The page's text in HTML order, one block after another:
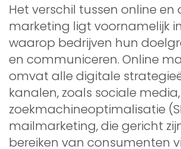
Het verschil tussen online en
marketing ligt voornamelijk
waarop bedrijven hun
en communiceren. Online
omvat alle digitale
kanalen, zoals sociale media,
zoekmachineoptimalisatie
mailmarketing, die gericht
bereiken van consumenten